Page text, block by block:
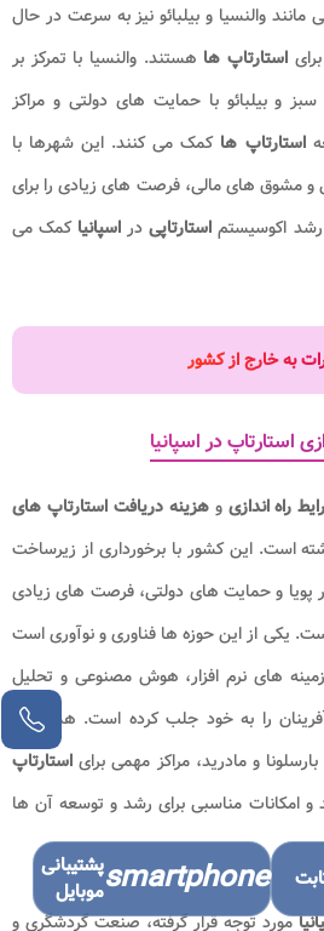
والنسیا و بیلبائو نیز به سرعت در حال
استارتاپ ها هستند. والنسیا با تمرکز بر
سبز و بیلبائو با حمایت های دولتی و مراکز
استارتاپ هاکمک می کنند. این شهرها با
مشوق های مالی، فرصت های زیادی را برای
رشد اکوسیستم استارتاپی در اسپانیاکمک می
به خارج از کشور
استارتاپ در اسپانیا
راه اندازی وهزینه دریافت استارتاپ های
است. این کشور با برخورداری از زیرساخت
و حمایت های دولتی، فرصت های زیادی
است. یکی از این حوزه ها فناوری و نوآوری است
های نرم افزار، هوش مصنوعی و تحلیل
را به خود جلب کرده است. همچنین،
و مادرید، مراکز مهمی برای استارتاپ
امکانات مناسبی برای رشد و توسعه آن ها
مورد توجه قرار گرفته، صنعت گردشگری و
smartphoneپشتیبانی
موبایل